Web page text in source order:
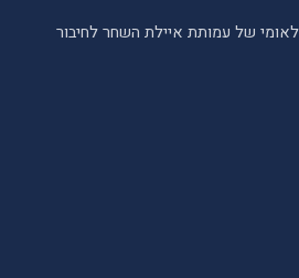
של עמותת איילת השחר לחיבור